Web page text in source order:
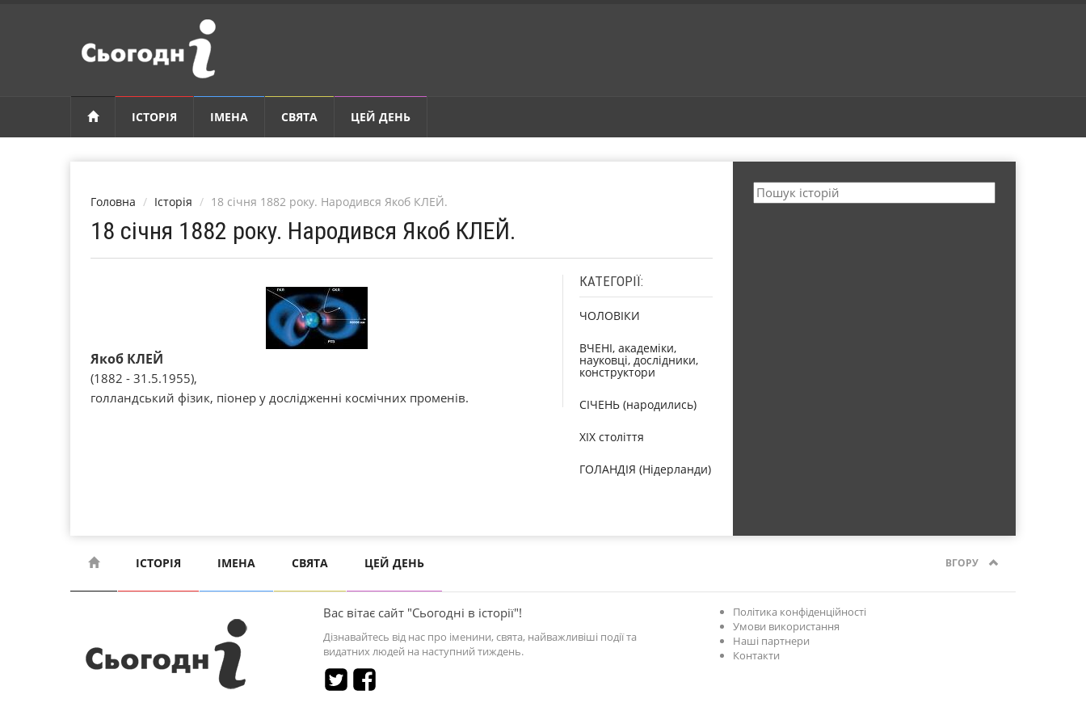
ІСТОРІЯ ІМЕНА СВЯТА ЦЕЙ ДЕНЬ
Головна Історія 18 січня 1882 року. Народився Якоб КЛЕЙ.
18 січня 1882 року. Народився Якоб КЛЕЙ.
Якоб КЛЕЙ
(1882 - 31.5.1955),
голландський фізик, піонер у дослідженні космічних променів.
КАТЕГОРІЇ:
ЧОЛОВІКИ
ВЧЕНІ, академіки,
науковці, дослідники,
конструктори
СІЧЕНЬ (народились)
XIX століття
ГОЛАНДІЯ (Нідерланди)
ІСТОРІЯ ІМЕНА СВЯТА ЦЕЙ ДЕНЬ ВГОРУ
Вас вітає сайт "Сьогодні в історії"!
Дізнавайтесь від нас про іменини, свята, найважливіші події та
видатних людей на наступний тиждень.
Політика конфіденційності
Умови використання
Наші партнери
Контакти